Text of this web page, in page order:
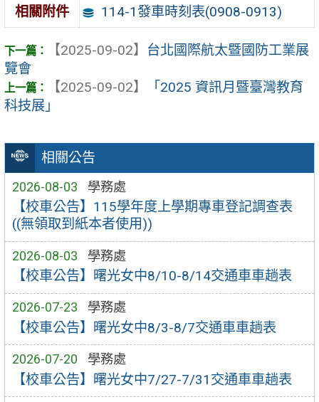
相關公告
2026-08-03 學務處
【校車公告】115學年度上學期專車登記調查表
((無領取到紙本者使用))
2026-08-03 學務處
【校車公告】曙光女中8/10-8/14交通車車趟表
2026-07-23 學務處
【校車公告】曙光女中8/3-8/7交通車車趟表
2026-07-20 學務處
【校車公告】曙光女中7/27-7/31交通車車趟表
相關附件
114-1發車時刻表(0908-0913)
【2025-09-02】 台北國際航太暨國防工業展
覽會
【2025-09-02】
「2025 資訊月暨臺灣教育
科技展」